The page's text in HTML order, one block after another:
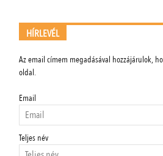
HÍRLEVÉL
Az email címem megadásával hozzájárulok,
oldal.
Email
Teljes név